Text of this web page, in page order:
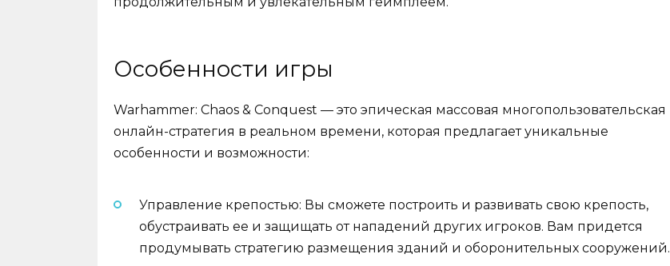
Особенности игры
Warhammer: Chaos & Conquest — это эпическая массовая многопользовательская
онлайн-стратегия в реальном времени, которая предлагает уникальные
особенности и возможности:
Управление крепостью: Вы сможете построить и развивать свою крепость,
обустраивать ее и защищать от нападений других игроков. Вам придется
продумывать стратегию размещения зданий и оборонительных сооружений.